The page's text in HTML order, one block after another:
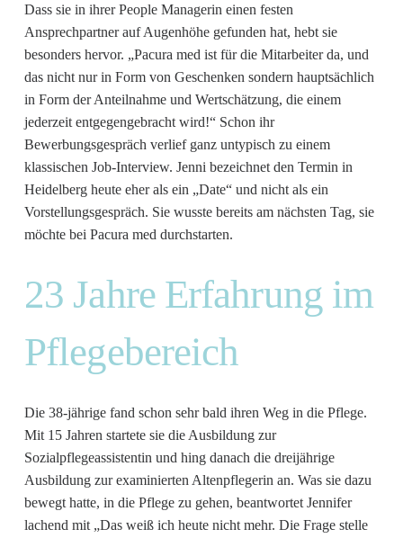
Dass sie in ihrer People Managerin einen festen
Ansprechpartner auf Augenhöhe gefunden hat, hebt sie
besonders hervor. „Pacura med ist für die Mitarbeiter da, und
das nicht nur in Form von Geschenken sondern hauptsächlich
in Form der Anteilnahme und Wertschätzung, die einem
jederzeit entgegengebracht wird!“ Schon ihr
Bewerbungsgespräch verlief ganz untypisch zu einem
klassischen Job-Interview. Jenni bezeichnet den Termin in
Heidelberg heute eher als ein „Date“ und nicht als ein
Vorstellungsgespräch. Sie wusste bereits am nächsten Tag, sie
möchte bei Pacura med durchstarten.
23 Jahre Erfahrung im
Pflegebereich
Die 38-jährige fand schon sehr bald ihren Weg in die Pflege.
Mit 15 Jahren startete sie die Ausbildung zur
Sozialpflegeassistentin und hing danach die dreijährige
Ausbildung zur examinierten Altenpflegerin an. Was sie dazu
bewegt hatte, in die Pflege zu gehen, beantwortet Jennifer
lachend mit „Das weiß ich heute nicht mehr. Die Frage stelle